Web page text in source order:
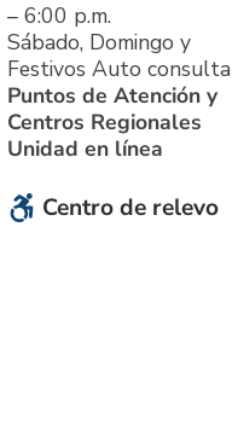
– 6:00 p.m.
Sábado, Domingo y
Festivos Auto consulta
Puntos de Atención y
Centros Regionales
Unidad en línea
Centro de relevo